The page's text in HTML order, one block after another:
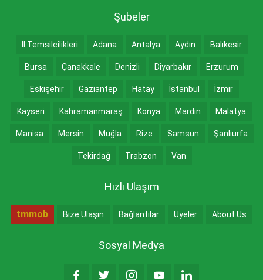
Şubeler
İl Temsilcilikleri Adana Antalya Aydın Balıkesir
Bursa Çanakkale Denizli Diyarbakır Erzurum
Eskişehir Gaziantep Hatay İstanbul İzmir
Kayseri Kahramanmaraş Konya Mardin Malatya
Manisa Mersin Muğla Rize Samsun Şanlıurfa
Tekirdağ Trabzon Van
Hızlı Ulaşım
tmmob Bize Ulaşın Bağlantılar Üyeler About Us
Sosyal Medya